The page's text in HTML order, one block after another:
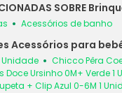
SOBRE
Acessórios de banho
Acessórios para
Unidade Chicco Pêra
Doce Ursinho 0M+ Verde 1
+ Clip Azul 0-6M 1